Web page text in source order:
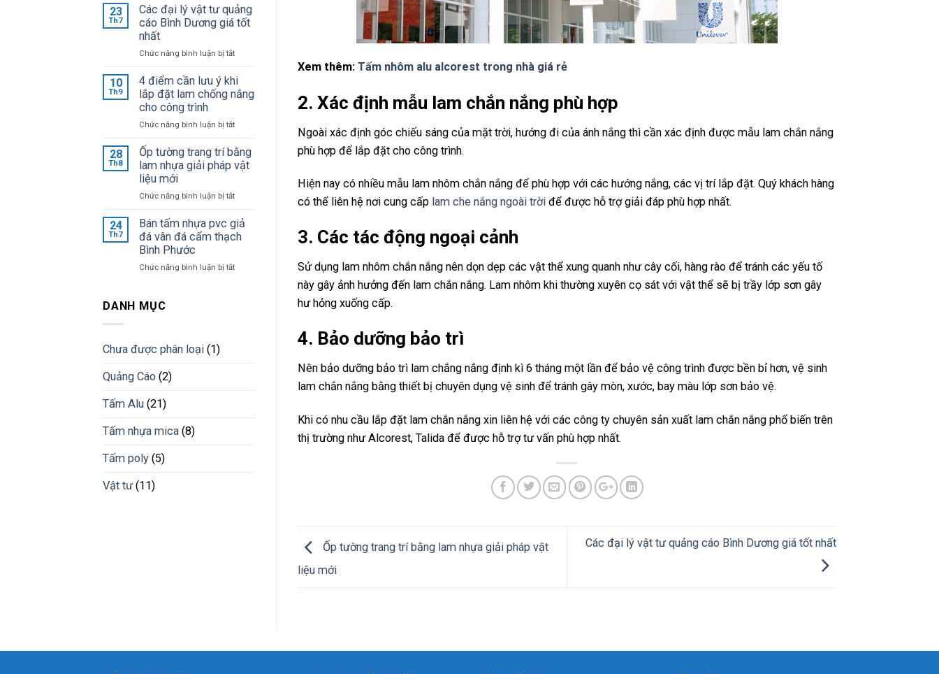
giá
mica
mới
nhật
giá
23
Th7
Các đại lý vật tư quảng
cáo Bình Dương giá tốt
nhất
Chức năng bình luận bị tắtở
đại
lý
quảng
Bình
Dương
10
Th9
4 điểm cần lưu ý khi
lắp đặt lam chống nắng
cho công trình
Chức năng bình luận bị tắtở
điểm
cần
lưu
khi
đặt
lam
28
Th8
Ốp tường trang trí bằng
lam nhựa giải pháp vật
liệu mới
Chức năng bình luận bị tắtở
tường
trang
lam
24
Th7
Bán tấm nhựa pvc giả
đá vân đá cẩm thạch
Bình Phước
Chức năng bình luận bị tắtở
DANH MỤC
Chưa được phân loại (1)
Quảng Cáo (2)
Tấm Alu (21)
Tấm nhựa mica (8)
Tấm poly (5)
Vật tư(11)
Xem thêm: Tấm nhôm alu alcorest trong nhà giá rẻ
2. Xác định mẫu lam chắn nắng phù hợp
Ngoài xác định góc chiếu sáng của mặt trời, hướng đi của ánh nắng thì cần xác định được mẫu lam chắn nắng
phù hợp để lắp đặt cho công trình.
Hiện nay có nhiều mẫu lam nhôm chắn nắng để phù hợp với các hướng nắng, các vị trí lắp đặt. Quý khách hàng
có thể liên hệ nơi cung cấp lam che nắng ngoài trờiđể được hỗ trợ giải đáp phù hợp nhất.
3. Các tác động ngoại cảnh
Sử dụng lam nhôm chắn nắng nên dọn dẹp các vật thể xung quanh như cây cối, hàng rào để tránh các yếu tố
này gây ảnh hưởng đến lam chắn nắng. Lam nhôm khi thường xuyên cọ sát với vật thể sẽ bị trầy lớp sơn gây
hư hỏng xuống cấp.
4. Bảo dưỡng bảo trì
Nên bảo dưỡng bảo trì lam chắng nắng định kì 6 tháng một lần để bảo vệ công trình được bền bỉ hơn, vệ sinh
lam chắn nắng bằng thiết bị chuyên dụng vệ sinh để tránh gây mòn, xước, bay màu lớp sơn bảo vệ.
Khi có nhu cầu lắp đặt lam chắn nắng xin liên hệ với các công ty chuyên sản xuất lam chắn nắng phổ biến trên
thị trường như Alcorest, Talida để được hỗ trợ tư vấn phù hợp nhất.
Ốp tường trang trí bằng lam nhựa giải pháp vật
liệu mới
Các đại lý vật tư quảng cáo Bình Dương giá tốt nhất